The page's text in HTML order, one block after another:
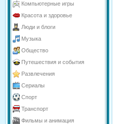
Компьютерные игры
Красота и здоровье
Люди и блоги
Музыка
Общество
Путешествия и события
Развлечения
Сериалы
Спорт
Транспорт
Фильмы и анимация